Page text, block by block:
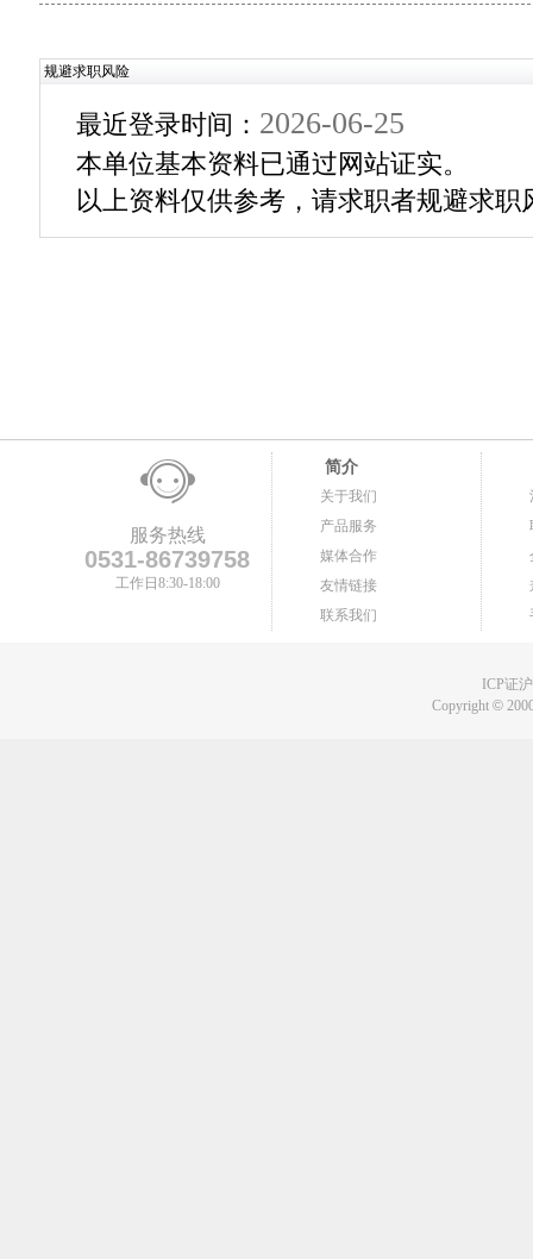
规避求职风险
最近登录时间： 2026-06-25
本单位基本资料已通过网站证实。
以上资料仅供参考，请求职者规避求职
服务热线
0531-86739758
工作日8:30-18:00
简介
关于我们
产品服务
媒体合作
友情链接
联系我们
ICP证
Copyright©